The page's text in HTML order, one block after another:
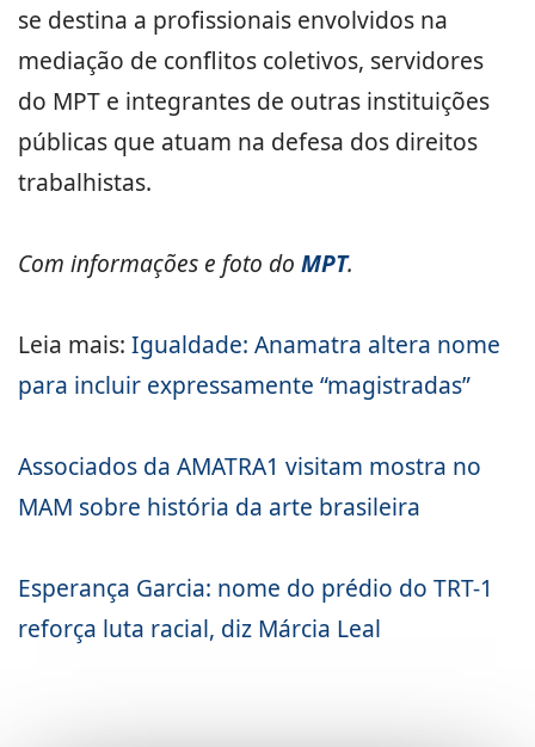
se destina a profissionais envolvidos na
mediação de conflitos coletivos, servidores
do MPT e integrantes de outras instituições
públicas que atuam na defesa dos direitos
trabalhistas.
Com informações e foto do MPT.
Leia mais: Igualdade: Anamatra altera nome
para incluir expressamente “magistradas”
Associados da AMATRA1 visitam mostra no
MAM sobre história da arte brasileira
Esperança Garcia: nome do prédio do TRT-1
reforça luta racial, diz Márcia Leal